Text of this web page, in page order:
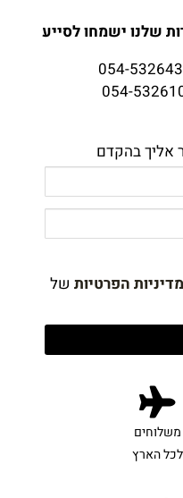
שלנו ישמחו לסייע
אליך בהקדם
מדיניות הפרטיות של
משלוחים
לכל הארץ